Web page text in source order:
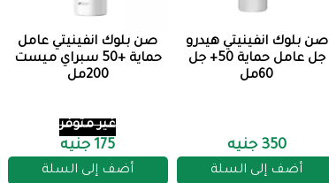
صن بلوك انفينيتي هيدرو
جل عامل حماية 50+ جل
60مل
350 جنيه
أضف إلى السلة
صن بلوك انفينيتي عامل
حماية +50 سبراي ميست
200مل
غير متوفر
175 جنيه
أضف إلى السلة